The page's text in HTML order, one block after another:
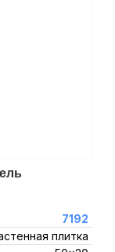
7192
плитка